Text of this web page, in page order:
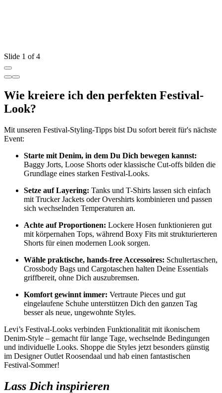
Slide 1 of 4
Wie kreiere ich den perfekten Festival-
Look?
Mit unseren Festival-Styling-Tipps bist Du sofort bereit für's nächste
Event:
Starte mit Denim, in dem Du Dich bewegen kannst:
Baggy Jorts, Loose Shorts oder klassische Cut-offs bilden die
Grundlage eines starken Festival-Looks.
Setze auf Layering: Tanks und T-Shirts lassen sich einfach
mit Trucker Jackets oder Overshirts kombinieren und passen
sich wechselnden Temperaturen an.
Achte auf Proportionen: Lockere Hosen funktionieren gut
mit körpernahen Tops, während Boxy Fits mit strukturierteren
Shorts für einen modernen Look sorgen.
Wähle praktische, hands-free Accessoires: Schultertaschen,
Crossbody Bags und Cargotaschen halten Deine Essentials
griffbereit, ohne Dich auszubremsen.
Komfort gewinnt immer: Vertraute Pieces und gut
eingelaufene Schuhe unterstützen Dich den ganzen Tag
besser als neue, ungewohnte Styles.
Levi’s Festival-Looks verbinden Funktionalität mit ikonischem
Denim-Style – gemacht für lange Tage, wechselnde Bedingungen
und individuelle Looks. Shoppe die Styles jetzt besonders günstig
im Designer Outlet Roosendaal und hab einen fantastischen
Festival-Sommer!
Lass Dich inspirieren